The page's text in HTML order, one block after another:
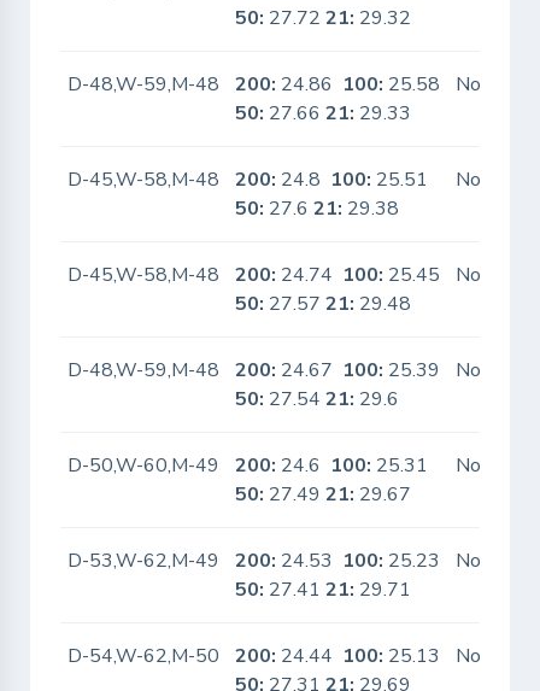
50: 27.7221: 29.32
D-48,W-59,M-48 200: 24.86 100: 25.58
50: 27.6621: 29.33
No
D-45,W-58,M-48 200: 24.8 100: 25.51
50: 27.621: 29.38
No
D-45,W-58,M-48 200: 24.74 100: 25.45
50: 27.5721: 29.48
No
D-48,W-59,M-48 200: 24.67 100: 25.39
50: 27.5421: 29.6
No
D-50,W-60,M-49 200: 24.6 100: 25.31
50: 27.4921: 29.67
No
D-53,W-62,M-49 200: 24.53 100: 25.23
50: 27.4121: 29.71
No
D-54,W-62,M-50 200: 24.44 100: 25.13
50: 27.3121: 29.69
No